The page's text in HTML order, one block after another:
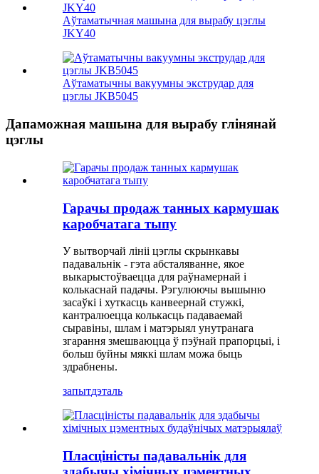
Аўтаматычная машына для вырабу цэглы
JKY40
Аўтаматычны вакуумны экструдар для
цэглы JKB5045
Дапаможная машына для вырабу глінянай
цэглы
Гарачы продаж танных кармушак
каробчатага тыпу
У вытворчай лініі цэглы скрынкавы
падавальнік - гэта абсталяванне, якое
выкарыстоўваецца для раўнамернай і
колькаснай падачы. Рэгулюючы вышыню
засаўкі і хуткасць канвеернай стужкі,
кантралюецца колькасць падаваемай
сыравіны, шлам і матэрыял унутранага
згарання змешваюцца ў пэўнай прапорцыі, і
больш буйны мяккі шлам можа быць
здрабнены.
запытдэталь
Пласціністы падавальнік для